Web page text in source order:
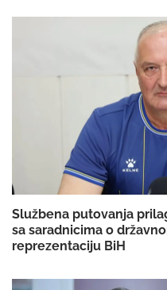
Službena putovanja
sa saradnicima o
reprezentaciju BiH